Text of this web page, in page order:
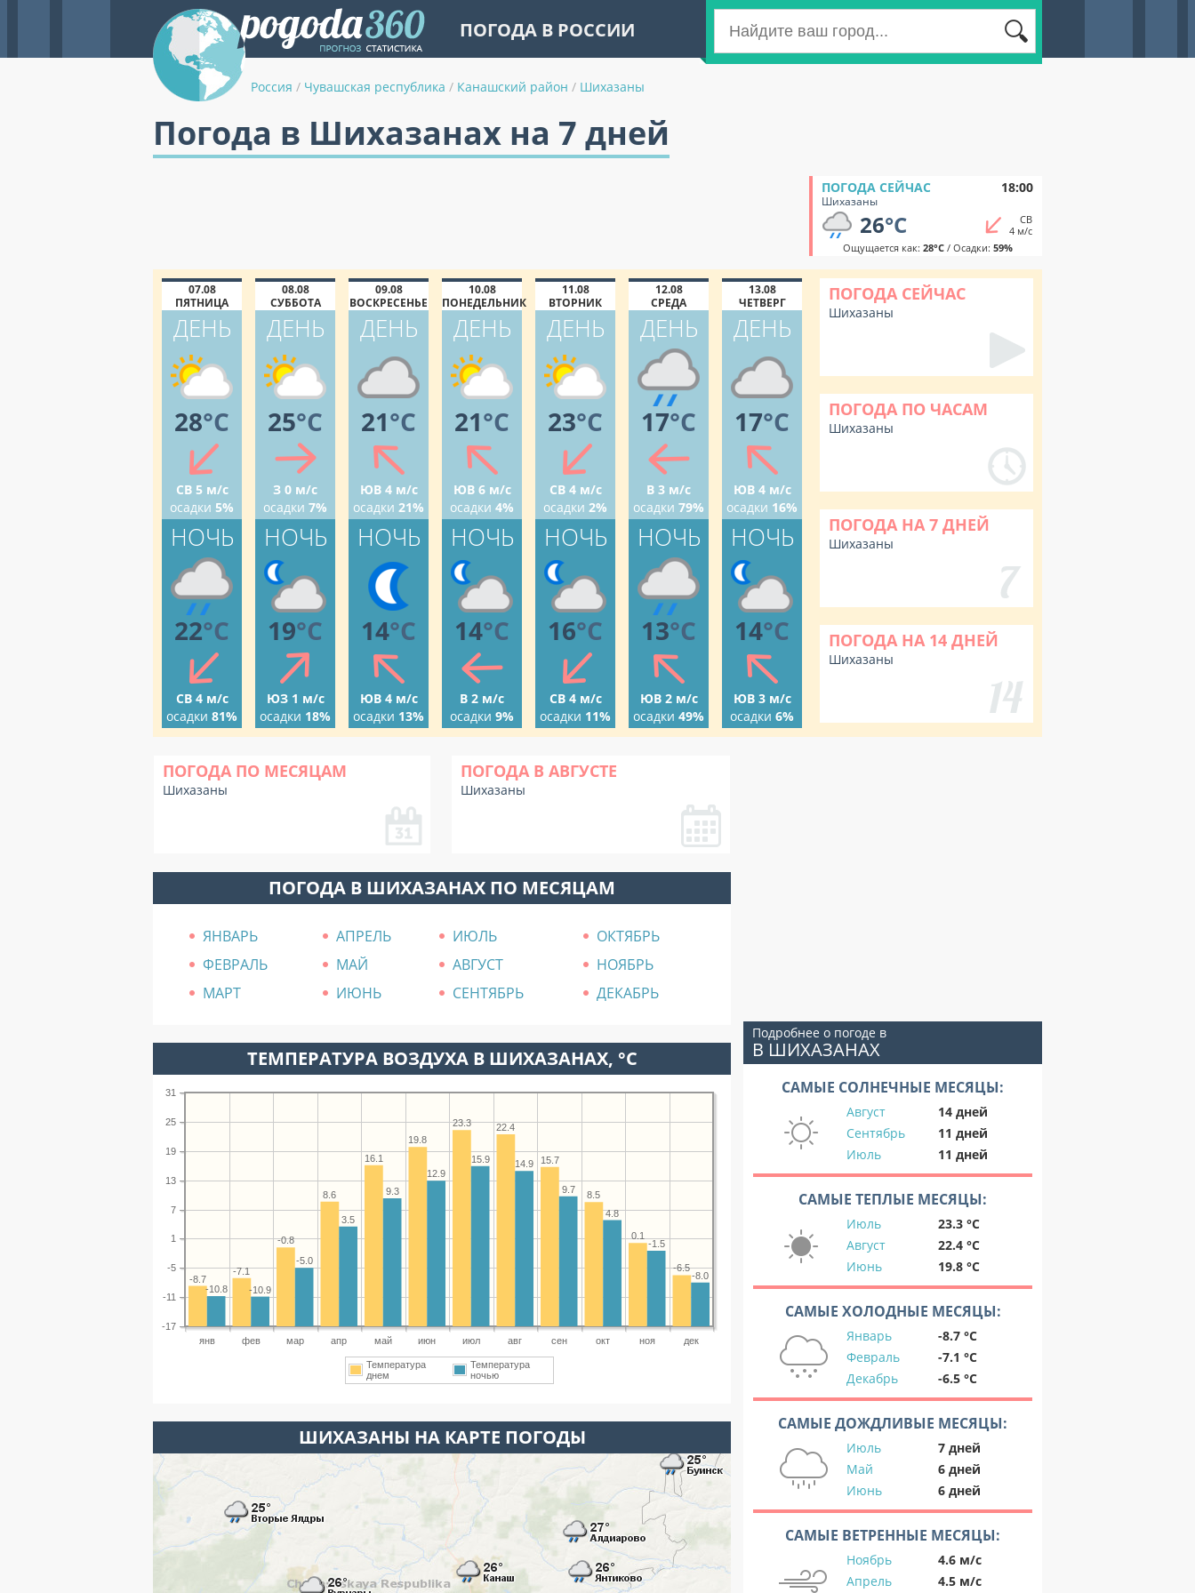
ПОГОДА В РОССИИ
Россия / Чувашская республика / Канашский район / Шихазаны
Погода в Шихазанах на 7 дней
ПОГОДА СЕЙЧАС 18:00
Шихазаны
26°C
СВ
4 м/с
Ощущается как: 28°C/ Осадки: 59%
07.08
ПЯТНИЦА
ДЕНЬ
28°C
СВ 5 м/с
осадки 5%
НОЧЬ
22°C
СВ 4 м/с
осадки 81%
08.08
СУББОТА
ДЕНЬ
25°C
З 0 м/с
осадки 7%
НОЧЬ
19°C
ЮЗ 1 м/с
осадки 18%
09.08
ВОСКРЕСЕНЬЕ
ДЕНЬ
21°C
ЮВ 4 м/с
осадки 21%
НОЧЬ
14°C
ЮВ 4 м/с
осадки 13%
10.08
ПОНЕДЕЛЬНИК
ДЕНЬ
21°C
ЮВ 6 м/с
осадки 4%
НОЧЬ
14°C
В 2 м/с
осадки 9%
11.08
ВТОРНИК
ДЕНЬ
23°C
СВ 4 м/с
осадки 2%
НОЧЬ
16°C
СВ 4 м/с
осадки 11%
12.08
СРЕДА
ДЕНЬ
17°C
В 3 м/с
осадки 79%
НОЧЬ
13°C
ЮВ 2 м/с
осадки 49%
13.08
ЧЕТВЕРГ
ДЕНЬ
17°C
ЮВ 4 м/с
осадки 16%
НОЧЬ
14°C
ЮВ 3 м/с
осадки 6%
ПОГОДА СЕЙЧАС
Шихазаны
ПОГОДА ПО ЧАСАМ
Шихазаны
ПОГОДА НА 7 ДНЕЙ
Шихазаны
ПОГОДА НА 14 ДНЕЙ
Шихазаны
ПОГОДА ПО МЕСЯЦАМ
Шихазаны
ПОГОДА В АВГУСТЕ
Шихазаны
ПОГОДА В ШИХАЗАНАХ ПО МЕСЯЦАМ
ЯНВАРЬ АПРЕЛЬ ИЮЛЬ
ОКТЯБРЬ
ФЕВРАЛЬ
МАЙ АВГУСТ
НОЯБРЬ
МАРТ
ИЮНЬ СЕНТЯБРЬ ДЕКАБРЬ
ТЕМПЕРАТУРА ВОЗДУХА В ШИХАЗАНАХ, °C
янв фев мар апр май июн июл авг сен окт ноя дек
-17
-11
-5
1
7
13
19
25
31
-6.5
0.1
8.5
15.7
22.4
23.3
19.8
16.1
8.6
-0.8
-7.1
-8.7 -8.0
-1.5
4.8
9.7
14.9
15.9
12.9
9.3
3.5
-5.0
-10.9
-10.8
Температура
днем
Температура
ночью
ШИХАЗАНЫ НА КАРТЕ ПОГОДЫ
Подробнее о погоде в
В ШИХАЗАНАХ
САМЫЕ СОЛНЕЧНЫЕ МЕСЯЦЫ:
Август
14 дней
Сентябрь
11 дней
Июль
11 дней
САМЫЕ ТЕПЛЫЕ МЕСЯЦЫ:
Июль
23.3 °C
Август
22.4 °C
Июнь
19.8 °C
САМЫЕ ХОЛОДНЫЕ МЕСЯЦЫ:
Январь
-8.7 °C
Февраль
-7.1 °C
Декабрь
-6.5 °C
САМЫЕ ДОЖДЛИВЫЕ МЕСЯЦЫ:
Июль
7 дней
Май
6 дней
Июнь
6 дней
САМЫЕ ВЕТРЕННЫЕ МЕСЯЦЫ:
Ноябрь
4.6 м/с
Апрель
4.5 м/с